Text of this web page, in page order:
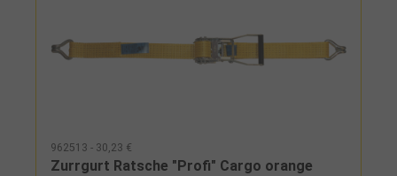
962513 - 30,23 €
Zurrgurt Ratsche "Profi" Cargo orange